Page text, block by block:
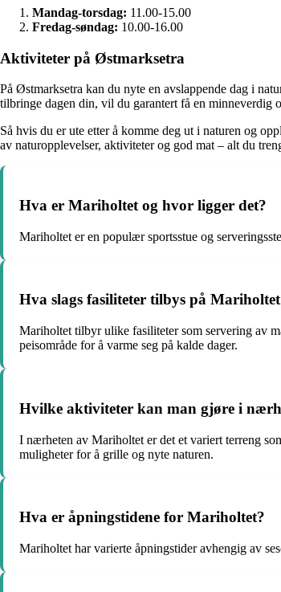
Mandag-torsdag: 11.00-15.00
Fredag-søndag: 10.00-16.00
Aktiviteter på Østmarksetra
På Østmarksetra kan du nyte en avslappende dag i
tilbringe dagen din, vil du garantert få en minneverdig
Så hvis du er ute etter å komme deg ut i naturen og
av naturopplevelser, aktiviteter og god mat – alt du
Hva er Mariholtet og hvor ligger det?
Mariholtet er en populær sportsstue og
Hva slags fasiliteter tilbys på
Mariholtet tilbyr ulike fasiliteter som servering av
peisområde for å varme seg på kalde dager.
Hvilke aktiviteter kan man gjøre i
I nærheten av Mariholtet er det et variert terreng
muligheter for å grille og nyte naturen.
Hva er åpningstidene for Mariholtet?
Mariholtet har varierte åpningstider avhengig av